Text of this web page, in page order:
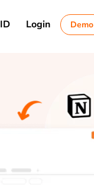
ID Login Demo